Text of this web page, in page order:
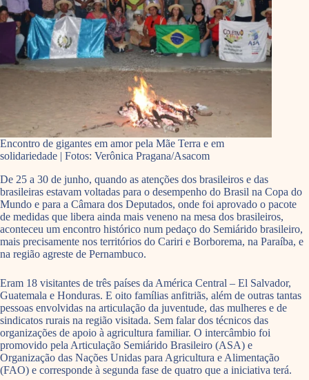
Encontro de gigantes em amor pela Mãe Terra e em
solidariedade | Fotos: Verônica Pragana/Asacom
De 25 a 30 de junho, quando as atenções dos brasileiros e das
brasileiras estavam voltadas para o desempenho do Brasil na Copa do
Mundo e para a Câmara dos Deputados, onde foi aprovado o pacote
de medidas que libera ainda mais veneno na mesa dos brasileiros,
aconteceu um encontro histórico num pedaço do Semiárido brasileiro,
mais precisamente nos territórios do Cariri e Borborema, na Paraíba, e
na região agreste de Pernambuco.
Eram 18 visitantes de três países da América Central – El Salvador,
Guatemala e Honduras. E oito famílias anfitriãs, além de outras tantas
pessoas envolvidas na articulação da juventude, das mulheres e de
sindicatos rurais na região visitada. Sem falar dos técnicos das
organizações de apoio à agricultura familiar. O intercâmbio foi
promovido pela Articulação Semiárido Brasileiro (ASA) e
Organização das Nações Unidas para Agricultura e Alimentação
(FAO) e corresponde à segunda fase de quatro que a iniciativa terá.